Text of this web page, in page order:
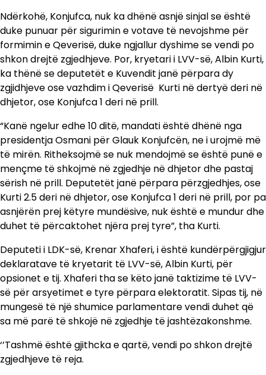
Ndërkohë, Konjufca, nuk ka dhënë asnjë sinjal se është
duke punuar për sigurimin e votave të nevojshme për
formimin e Qeverisë, duke ngjallur dyshime se vendi po
shkon drejtë zgjedhjeve. Por, kryetari i LVV-së, Albin Kurti,
ka thënë se deputetët e Kuvendit janë përpara dy
zgjidhjeve ose vazhdim i Qeverisë Kurti në dertyë deri në
dhjetor, ose Konjufca 1 deri në prill.
“Kanë ngelur edhe 10 ditë, mandati është dhënë nga
presidentja Osmani për Glauk Konjufcën, ne i urojmë më
të mirën. Ritheksojmë se nuk mendojmë se është punë e
mençme të shkojmë në zgjedhje në dhjetor dhe pastaj
sërish në prill. Deputetët janë përpara përzgjedhjes, ose
Kurti 2.5 deri në dhjetor, ose Konjufca 1 deri në prill, por pa
asnjërën prej këtyre mundësive, nuk është e mundur dhe
duhet të përcaktohet njëra prej tyre”, tha Kurti.
Deputeti i LDK-së, Krenar Xhaferi, i është kundërpërgjigjur
deklaratave të kryetarit të LVV-së, Albin Kurti, për
opsionet e tij. Xhaferi tha se këto janë taktizime të LVV-
së për arsyetimet e tyre përpara elektoratit. Sipas tij, në
mungesë të një shumice parlamentare vendi duhet që
sa më parë të shkojë në zgjedhje të jashtëzakonshme.
‘’Tashmë është gjithcka e qartë, vendi po shkon drejtë
zgjedhjeve të reja.